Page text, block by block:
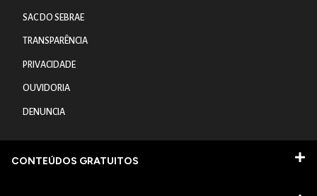
SAC DO SEBRAE
TRANSPARÊNCIA
PRIVACIDADE
OUVIDORIA
DENUNCIA
CONTEÚDOS GRATUITOS